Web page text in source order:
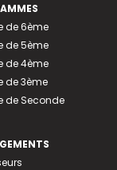
de 6ème
de 5ème
de 4ème
de 3ème
de Seconde